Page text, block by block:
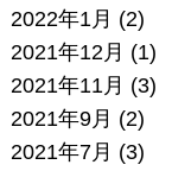
2022年1月 (2)
2021年12月 (1)
2021年11月 (3)
2021年9月 (2)
2021年7月 (3)